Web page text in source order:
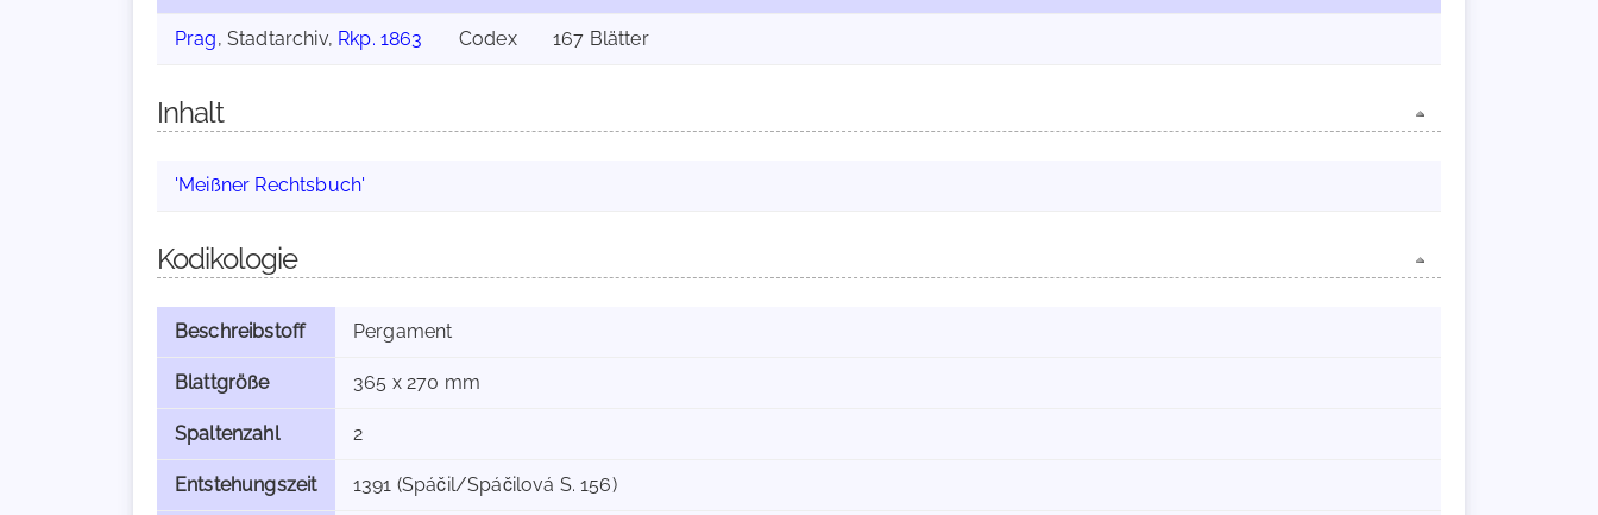
Prag, Stadtarchiv, Rkp. 1863 Codex 167 Blätter
Inhalt
'Meißner Rechtsbuch'
Kodikologie
Beschreibstoff Pergament
Blattgröße 365 x 270 mm
Spaltenzahl 2
Entstehungszeit 1391 (Spáčil/Spáčilová S. 156)